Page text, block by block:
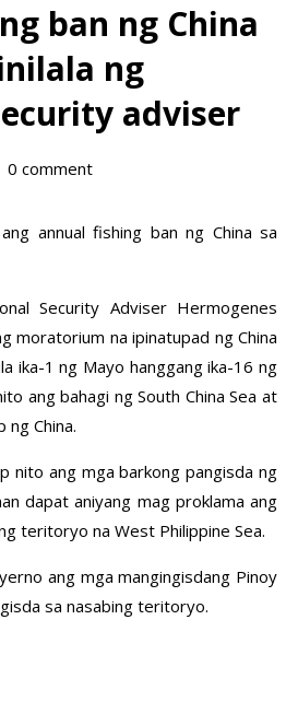
ban ng China
ng
adviser
0 comment
annual fishing ban ng China sa
Security Adviser Hermogenes
moratorium na ipinatupad ng China
ika-1 ng Mayo hanggang ika-16 ng
ang bahagi ng South China Sea at
ng China.
nito ang mga barkong pangisda ng
dapat aniyang mag proklama ang
teritoryo na West Philippine Sea.
ang mga mangingisdang Pinoy
sa nasabing teritoryo.